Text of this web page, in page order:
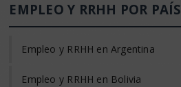
EMPLEO Y RRHH POR PAÍS
Empleo y RRHH en Argentina
Empleo y RRHH en Bolivia